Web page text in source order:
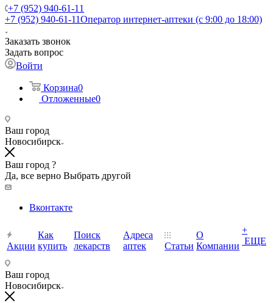
+7 (952) 940-61-11
+7 (952) 940-61-11Оператор интернет-аптеки (с 9:00 до 18:00)
Заказать звонок
Задать вопрос
Войти
Корзина0
Отложенные0
Ваш город
Новосибирск
Ваш город ?
Да, все верно Выбрать другой
Вконтакте
Акции
Как
купить
Поиск
лекарств
Адреса
аптек
Статьи
О
Компании
+
ЕЩЕ
Ваш город
Новосибирск